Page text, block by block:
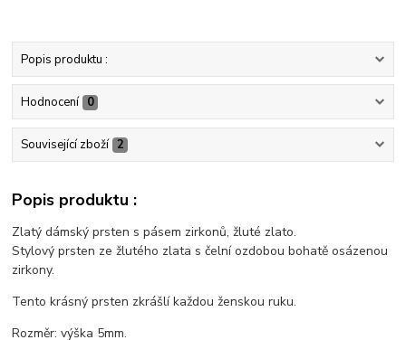
Popis produktu :
Hodnocení 0
Související zboží 2
Popis produktu :
Zlatý dámský prsten s pásem zirkonů, žluté zlato.
Stylový prsten ze žlutého zlata s čelní ozdobou bohatě osázenou
zirkony.
Tento krásný prsten zkrášlí každou ženskou ruku.
Rozměr: výška 5mm.